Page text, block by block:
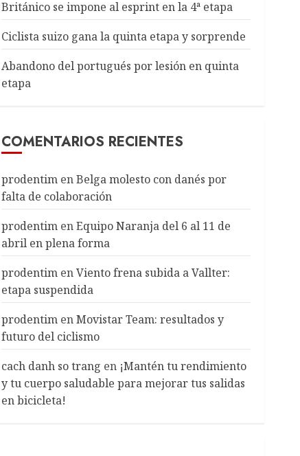
Británico se impone al esprint en la 4ª etapa
Ciclista suizo gana la quinta etapa y sorprende
Abandono del portugués por lesión en quinta
etapa
COMENTARIOS RECIENTES
prodentimenBelga molesto con danés por
falta de colaboración
prodentimenEquipo Naranja del 6 al 11 de
abril en plena forma
prodentimenViento frena subida a Vallter:
etapa suspendida
prodentimenMovistar Team: resultados y
futuro del ciclismo
cach danh so trang en ¡Mantén tu rendimiento
y tu cuerpo saludable para mejorar tus salidas
en bicicleta!